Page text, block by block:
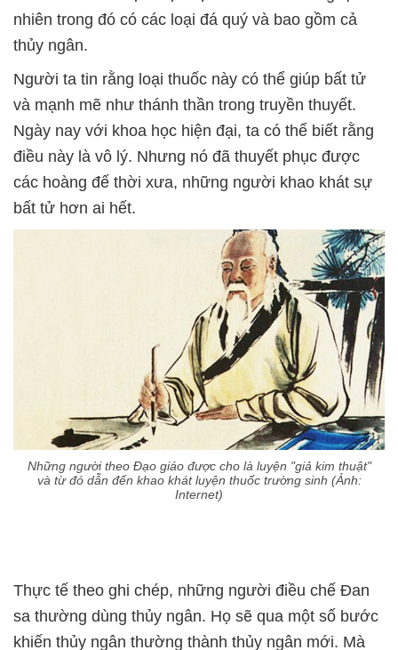
nhiên trong đó có các loại đá quý và bao gồm cả
thủy ngân.
Người ta tin rằng loại thuốc này có thể giúp bất tử
và mạnh mẽ như thánh thần trong truyền thuyết.
Ngày nay với khoa học hiện đại, ta có thể biết rằng
điều này là vô lý. Nhưng nó đã thuyết phục được
các hoàng đế thời xưa, những người khao khát sự
bất tử hơn ai hết.
Những người theo Đạo giáo được cho là luyện "giả kim thuật"
và từ đó dẫn đến khao khát luyện thuốc trường sinh (Ảnh:
Internet)
Thực tế theo ghi chép, những người điều chế Đan
sa thường dùng thủy ngân. Họ sẽ qua một số bước
khiến thủy ngân thường thành thủy ngân mới. Mà